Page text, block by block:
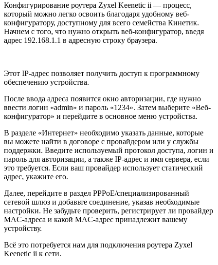
Конфигурирование роутера Zyxel Keenetic ii — процесс,
который можно легко освоить благодаря удобному веб-
конфигуратору, доступному для всего семейства Кинетик.
Начнем с того, что нужно открыть веб-конфигуратор, введя
адрес 192.168.1.1 в адресную строку браузера.
Этот IP-адрес позволяет получить доступ к программному
обеспечению устройства.
После ввода адреса появится окно авторизации, где нужно
ввести логин «admin» и пароль «1234». Затем выберите «Веб-
конфигуратор» и перейдите в основное меню устройства.
В разделе «Интернет» необходимо указать данные, которые
вы можете найти в договоре с провайдером или у службы
поддержки. Введите используемый протокол доступа, логин и
пароль для авторизации, а также IP-адрес и имя сервера, если
это требуется. Если ваш провайдер использует статический
адрес, укажите его.
Далее, перейдите в раздел PPPoE/специализированный
сетевой шлюз и добавьте соединение, указав необходимые
настройки. Не забудьте проверить, регистрирует ли провайдер
MAC-адреса и какой MAC-адрес принадлежит вашему
устройству.
Всё это потребуется нам для подключения роутера Zyxel
Keenetic ii к сети.